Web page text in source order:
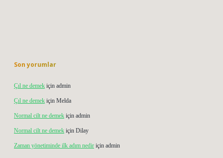
Son yorumlar
Çıl ne demek için admin
Çıl ne demek için Melda
Normal cilt ne demek için admin
Normal cilt ne demek için Dilay
Zaman yönetiminde ilk adım nedir için admin